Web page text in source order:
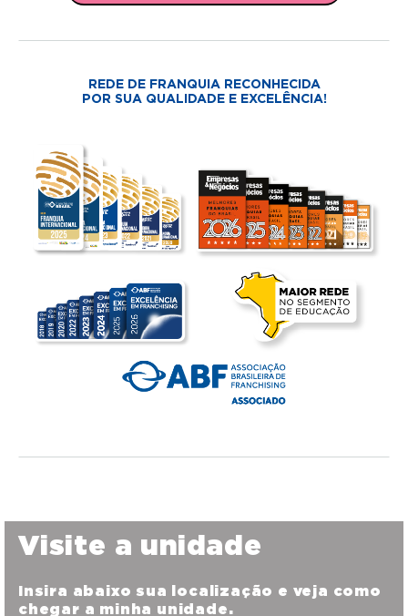
REDE DE FRANQUIA RECONHECIDA
POR SUA QUALIDADE E EXCELÊNCIA!
Visite a unidade
Insira abaixo sua localização e veja como
chegar a minha unidade.